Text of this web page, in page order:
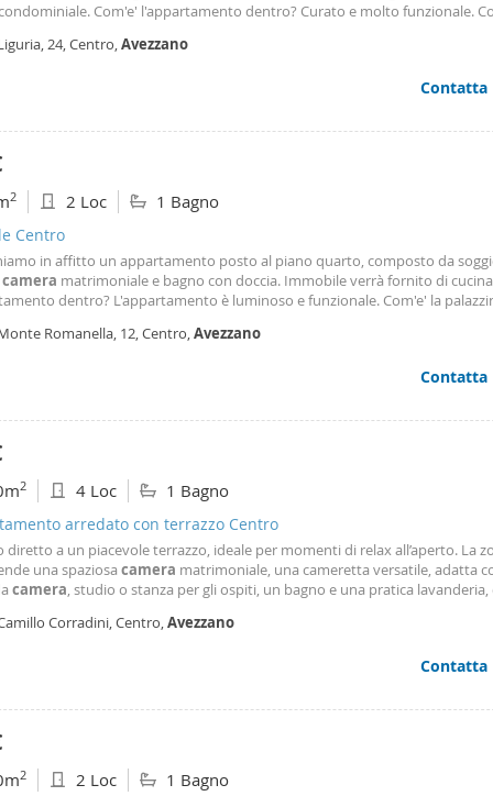
Com'e' l'appartamento dentro? Curato e molto funzionale.
ridosso di tutti i servizi. Perche' acquistarlo? Ideale per coppie o single.
24, Centro,Avezzano
Contatta
2 2 Loc 1 Bagno
Centro
in affitto un appartamento posto al piano quarto, composto da
camera matrimoniale e bagno con doccia. Immobile verrà fornito di
dentro? L'appartamento è luminoso e funzionale. Com'e' la
Avezzano a pochi passi da scuole, servizi, supermercati. Perche' affittarlo?
Romanella, 12, Centro,Avezzano
Contatta
2 4 Loc 1 Bagno
arredato con terrazzo Centro
diretto a un piacevole terrazzo, ideale per momenti di relax all’aperto. La
una spaziosa camera matrimoniale, una cameretta versatile, adatta
camera, studio o stanza per gli ospiti, un bagno e una pratica lavanderia,
funzionalità e una posizione privilegiata, perfetta per chi è alla ricerca di
Corradini, Centro,Avezzano
Contatta
2 2 Loc 1 Bagno